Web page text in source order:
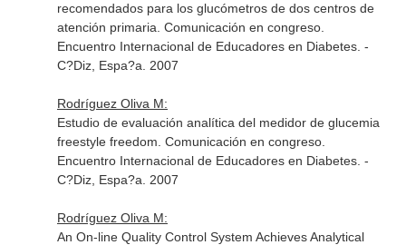
recomendados para los glucómetros de dos centros de
atención primaria. Comunicación en congreso.
Encuentro Internacional de Educadores en Diabetes. -
C?Diz, Espa?a. 2007
Rodríguez Oliva M:
Estudio de evaluación analítica del medidor de glucemia
freestyle freedom. Comunicación en congreso.
Encuentro Internacional de Educadores en Diabetes. -
C?Diz, Espa?a. 2007
Rodríguez Oliva M:
An On-line Quality Control System Achieves Analytical